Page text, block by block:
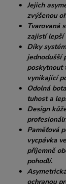
Jejich
zvýšenou
Tvarovaná
zajistí lepší
Díky
jednodušší
poskytnout
vynikající
Odolná
tuhost a
Design
Paměťová
vycpávka
příjemně
pohodlí.
ochranou